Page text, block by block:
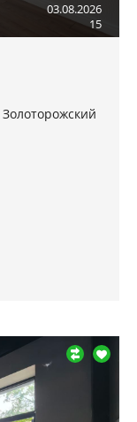
03.08.2026
15
Золоторожский